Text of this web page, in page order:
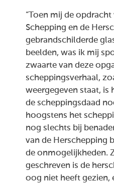
“Toen mij de
Schepping en de
gebrandschilderde
beelden, was ik mij
zwaarte van deze
scheppingsverhaal,
weergegeven staat, is
de scheppingsdaad
hoogstens het
nog slechts bij
van de Herschepping
de onmogelijkheden.
geschreven is de
oog niet heeft gezien,